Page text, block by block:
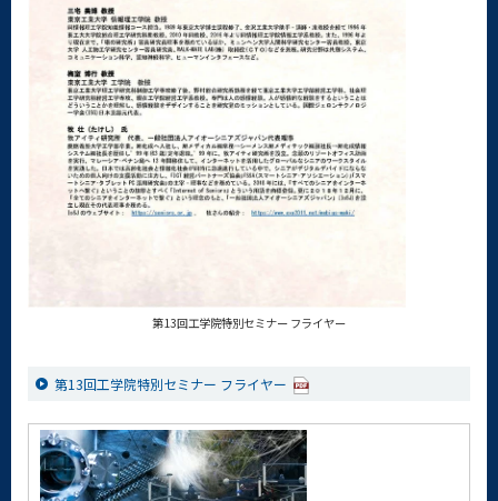
第13回工学院特別セミナー フライヤー
第13回工学院特別セミナー フライヤー